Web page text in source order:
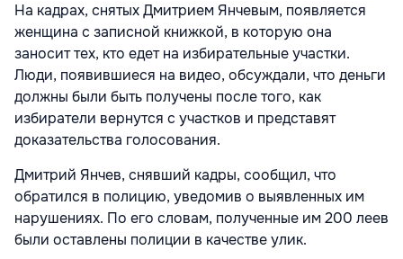
На кадрах, снятых Дмитрием Янчевым, появляется
женщина с записной книжкой, в которую она
заносит тех, кто едет на избирательные участки.
Люди, появившиеся на видео, обсуждали, что деньги
должны были быть получены после того, как
избиратели вернутся с участков и представят
доказательства голосования.
Дмитрий Янчев, снявший кадры, сообщил, что
обратился в полицию, уведомив о выявленных им
нарушениях. По его словам, полученные им 200 леев
были оставлены полиции в качестве улик.